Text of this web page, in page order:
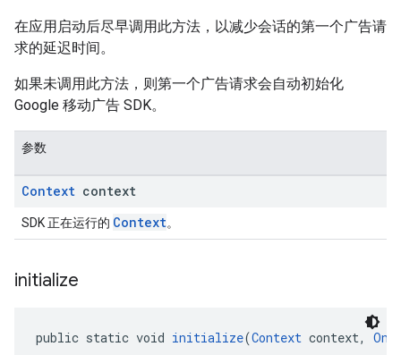
在应用启动后尽早调用此方法，以减少会话的第一个广告请
求的延迟时间。
如果未调用此方法，则第一个广告请求会自动初始化
Google 移动广告 SDK。
参数
Context context
SDK 正在运行的 Context。
initialize
public static void initialize(Context context,